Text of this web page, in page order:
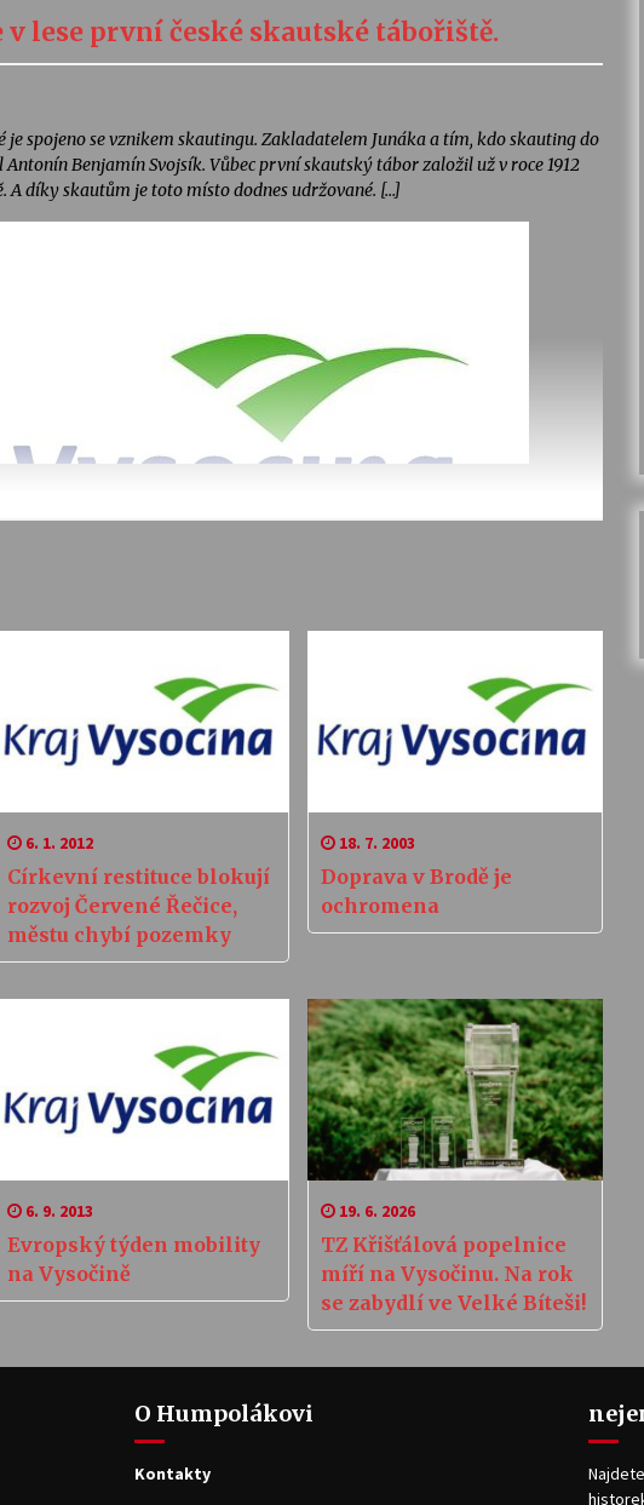
v lese první české skautské tábořiště.
je spojeno se vznikem skautingu. Zakladatelem Junáka a tím, kdo skauting do
Benjamín Svojsík. Vůbec první skautský tábor založil už v roce 1912
A díky skautům je toto místo dodnes udržované. […]
6. 1. 2012
Církevní restituce blokují
rozvoj Červené Řečice,
městu chybí pozemky
18. 7. 2003
Doprava v Brodě je
ochromena
6. 9. 2013
Evropský týden mobility
na Vysočině
19. 6. 2026
TZ Křišťálová popelnice
míří na Vysočinu. Na rok
se zabydlí ve Velké Bíteši!
O Humpolákovi
Kontakty